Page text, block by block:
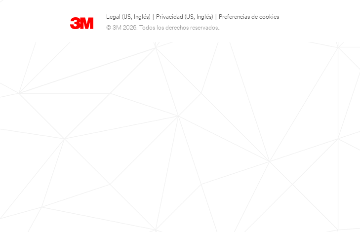
Legal (US, Inglés) Privacidad (US, Inglés)
Preferencias de cookies
© 3M 2026. Todos los derechos reservados..